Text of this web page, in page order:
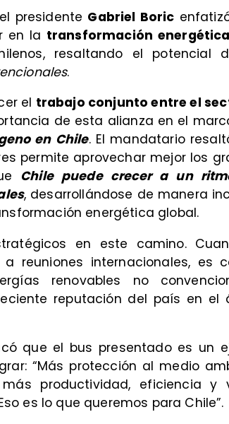
presidente Gabriel Boric
en la transformación energética
resaltando el potencial
.
el trabajo conjunto entre el
de esta alianza en el
en Chile. El mandatario
permite aprovechar mejor los
Chile puede crecer a un
, desarrollándose de manera
energética global.
en este camino.
reuniones internacionales, es
renovables no
reputación del país en el
que el bus presentado es un
“Más protección al medio
productividad, eficiencia y
es lo que queremos para Chile”.